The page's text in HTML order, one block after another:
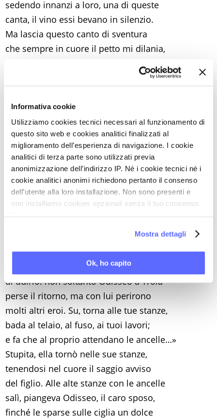
Informativa cookie
Utilizziamo cookies tecnici necessari al funzionamento di
questo sito web e cookies analitici finalizzati al
miglioramento dell’esperienza di navigazione. I cookie
analitici di terza parte sono utilizzati previa
anonimizzazione dell’indirizzo IP. Né i cookie tecnici né i
cookie analitici anonimi richiedono pertanto il consenso
dell’utente alla loro installazione. Non sono presenti e
non installiamo cookies opzionali senza il tuo consenso.
Mostra dettagli
Ok, ho capito
sedendo innanzi a loro, una di queste
canta, il vino essi bevano in silenzio.
Ma lascia questo canto di sventura
che sempre in cuore il petto mi dilania,
da quando colpì me più che ogni donna
cieco, immenso dolore: tale è l’uomo
di cui vasta è per l’Ellade la gloria,
e in mezzo ad Argo». Le rispose il saggio
Telemaco, a sua volta: «Perché vieti,
madre mia, che l’amabile cantore
canti come gli detta dentro il cuore?
Non gli aedi hanno colpa, Zeus ha colpa
che manda i doni, come vuole, a ognuno
degli uomini operosi. Non v’è quindi
fato dei Danai. E’ più lodato il canto
che più nuovo risuona a chi lo ascolta.
Sopporti dunque l’animo e il tuo cuore
di udirlo: non soltanto Odisseo a Troia
perse il ritorno, ma con lui perirono
molti altri eroi. Su, torna alle tue stanze,
bada al telaio, al fuso, ai tuoi lavori;
e fa che al proprio attendano le ancelle…»
Stupita, ella tornò nelle sue stanze,
tenendosi nel cuore il saggio avviso
del figlio. Alle alte stanze con le ancelle
salì, piangeva Odisseo, il caro sposo,
finché le sparse sulle ciglia un dolce